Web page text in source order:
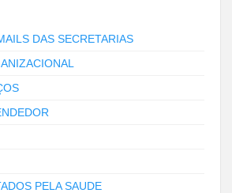
DAS SECRETARIAS
PELA SAUDE